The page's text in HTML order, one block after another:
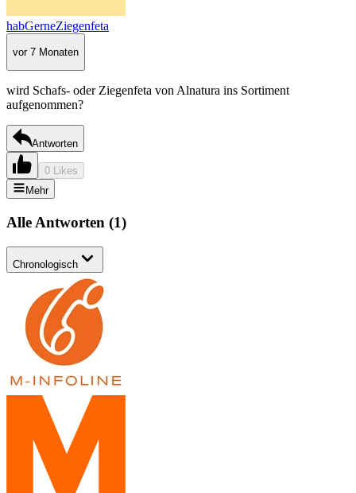
habGerneZiegenfeta
vor 7 Monaten
wird Schafs- oder Ziegenfeta von Alnatura ins Sortiment
aufgenommen?
Antworten
0 Likes
Mehr
Alle Antworten (1)
Chronologisch